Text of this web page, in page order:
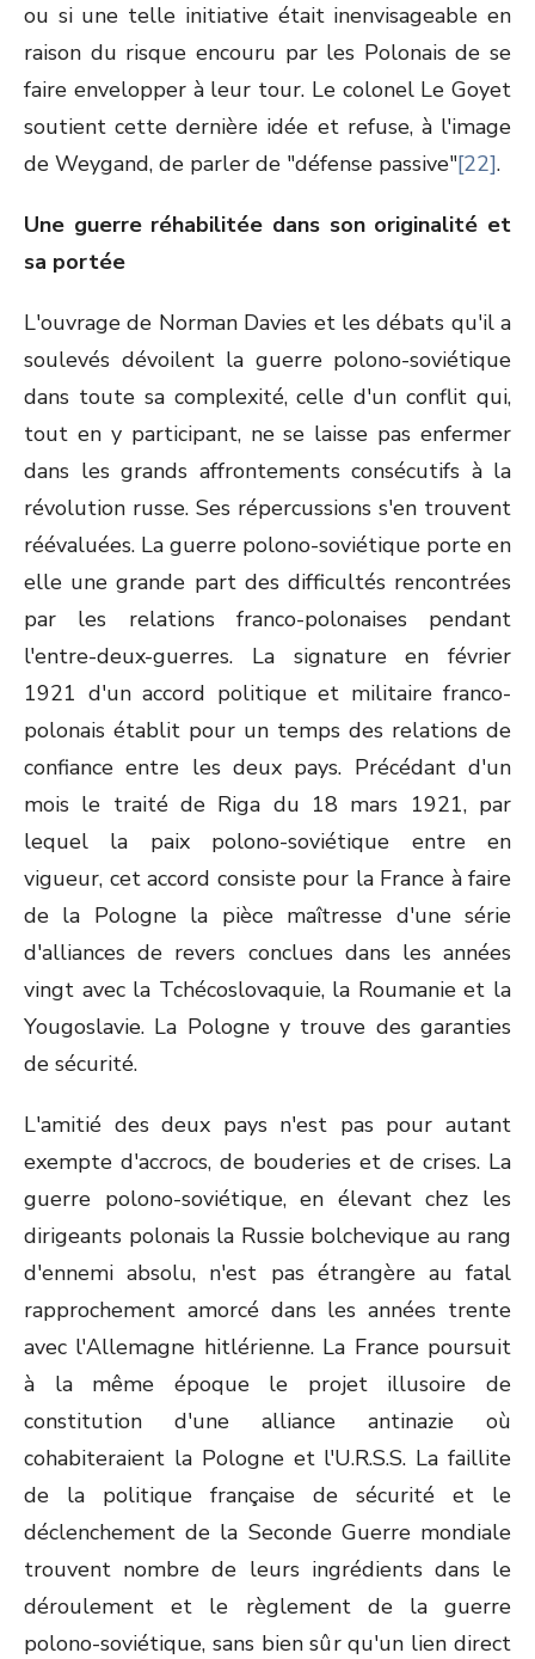
ou si une telle initiative était inenvisageable en
raison du risque encouru par les Polonais de se
faire envelopper à leur tour. Le colonel Le Goyet
soutient cette dernière idée et refuse, à l'image
de Weygand, de parler de "défense passive"[22].
Une guerre réhabilitée dans son originalité et
sa portée
L'ouvrage de Norman Davies et les débats qu'il a
soulevés dévoilent la guerre polono-soviétique
dans toute sa complexité, celle d'un conflit qui,
tout en y participant, ne se laisse pas enfermer
dans les grands affrontements consécutifs à la
révolution russe. Ses répercussions s'en trouvent
réévaluées. La guerre polono-soviétique porte en
elle une grande part des difficultés rencontrées
par les relations franco-polonaises pendant
l'entre-deux-guerres. La signature en février
1921 d'un accord politique et militaire franco-
polonais établit pour un temps des relations de
confiance entre les deux pays. Précédant d'un
mois le traité de Riga du 18 mars 1921, par
lequel la paix polono-soviétique entre en
vigueur, cet accord consiste pour la France à faire
de la Pologne la pièce maîtresse d'une série
d'alliances de revers conclues dans les années
vingt avec la Tchécoslovaquie, la Roumanie et la
Yougoslavie. La Pologne y trouve des garanties
de sécurité.
L'amitié des deux pays n'est pas pour autant
exempte d'accrocs, de bouderies et de crises. La
guerre polono-soviétique, en élevant chez les
dirigeants polonais la Russie bolchevique au rang
d'ennemi absolu, n'est pas étrangère au fatal
rapprochement amorcé dans les années trente
avec l'Allemagne hitlérienne. La France poursuit
à la même époque le projet illusoire de
constitution d'une alliance antinazie où
cohabiteraient la Pologne et l'U.R.S.S. La faillite
de la politique française de sécurité et le
déclenchement de la Seconde Guerre mondiale
trouvent nombre de leurs ingrédients dans le
déroulement et le règlement de la guerre
polono-soviétique, sans bien sûr qu'un lien direct